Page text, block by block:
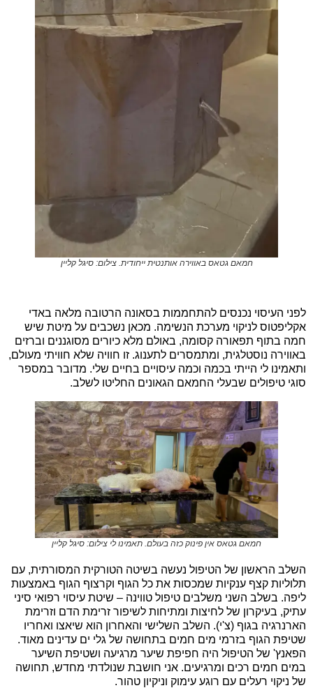
חמאם גטאס באווירה אותנטית ייחודית. צילום: סיגל קליין
לפני העיסוי נכנסים להתחממות בסאונה הרטובה מלאה באדי
אקליפטוס לניקוי מערכת הנשימה. מכאן נשכבים על מיטת שיש
חמה בתוף תפאורה קסומה, באולם מלא כיורים מסוגננים וברזים
באווירה נוסטלגית, ומתמסרים לתענוג. זו חוויה שלא חוויתי מעולם,
ותאמינו לי הייתי בכמה וכמה עיסויים בחיים שלי. מדובר במספר
סוגי טיפולים שבעלי החמאם הגאונים החליטו לשלב.
חמאם גטאס אין פינוק כזה בעולם. תאמינו לי צילום: סיגל קליין
השלב הראשון של הטיפול נעשה בשיטה הטורקית המסורתית, עם
תלוליות קצף ענקיות שמכסות את כל הגוף וקרצוף הגוף באמצעות
ליפה. בשלב השני משלבים טיפול טווינה – שיטת עיסוי רפואי סיני
עתיק, בעיקרון של לחיצות ומתיחות לשיפור זרימת הדם וזרימת
הארנרגיה בגוף (צ'י). השלב השלישי והאחרון הוא שיאצו ואחריו
שטיפת הגוף בזרמי מים חמים בתחושה של גלי ים עדינים מאוד.
הפאנץ' של הטיפול היה חפיפת שיער מרגיעה ושטיפת השיער
במים חמים רכים ומרגיעים. אני חושבת שנולדתי מחדש, תחושה
של ניקוי רעלים עם רוגע עימוק וניקיון טהור.